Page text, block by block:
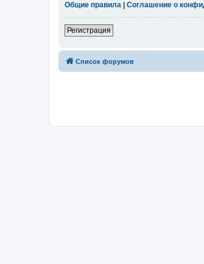
Общие правила
Соглашение о
Регистрация
Список форумов